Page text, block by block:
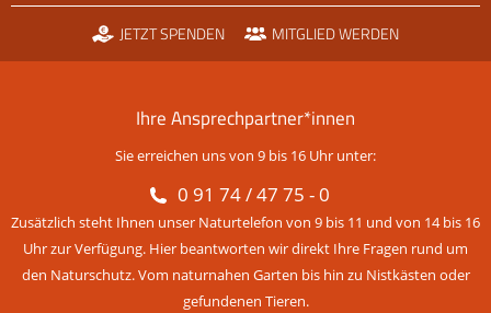
JETZT SPENDEN MITGLIED WERDEN
Ihre Ansprechpartner*innen
Sie erreichen uns von 9 bis 16 Uhr unter:
0 91 74 / 47 75 - 0
Zusätzlich steht Ihnen unser Naturtelefon von 9 bis 11 und von 14 bis 16
Uhr zur Verfügung. Hier beantworten wir direkt Ihre Fragen rund um
den Naturschutz. Vom naturnahen Garten bis hin zu Nistkästen oder
gefundenen Tieren.